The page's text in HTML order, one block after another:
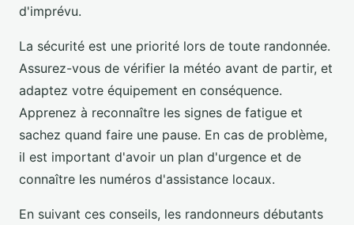
d'imprévu.
La sécurité est une priorité lors de toute randonnée.
Assurez-vous de vérifier la météo avant de partir, et
adaptez votre équipement en conséquence.
Apprenez à reconnaître les signes de fatigue et
sachez quand faire une pause. En cas de problème,
il est important d'avoir un plan d'urgence et de
connaître les numéros d'assistance locaux.
En suivant ces conseils, les randonneurs débutants